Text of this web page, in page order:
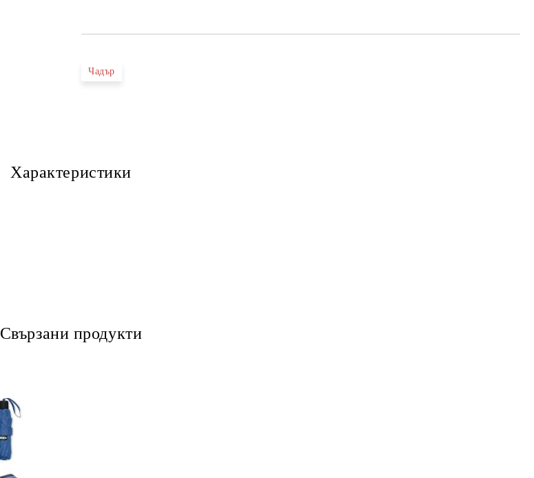
Чадър
Характеристики
Свързани продукти